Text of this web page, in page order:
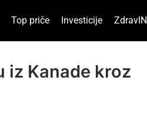
Top priče Investicije ZdravIN
iz Kanade kroz